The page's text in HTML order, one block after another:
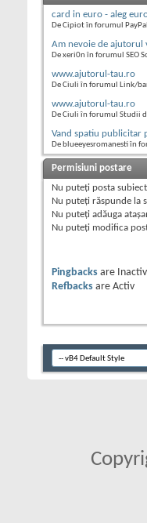
card in euro - aleg
De Cipiot în forumul PayPal
Am nevoie de ajutorul
De xeri0n în forumul SEO
www.ajutorul-tau.ro
De Ciuli în forumul Link/
www.ajutorul-tau.ro
De Ciuli în forumul Studii
Vand spatiu publicitar
De blueeyesromanesti în
Permisiuni postare
Nu puteţi posta
Nu puteţi răspunde la
Nu puteţi adăuga
Nu puteţi modifica
Pingbacks are
Inactiv
Refbacks are Activ